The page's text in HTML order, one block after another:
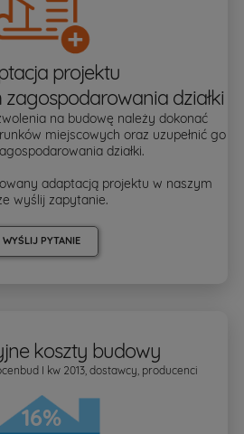
projektu
działki
na budowę należy dokonać
miejscowych oraz uzupełnić go
działki.
adaptacją projektu w naszym
wyślij zapytanie.
WYŚLIJ PYTANIE
koszty budowy
I kw 2013, dostawcy, producenci
16%